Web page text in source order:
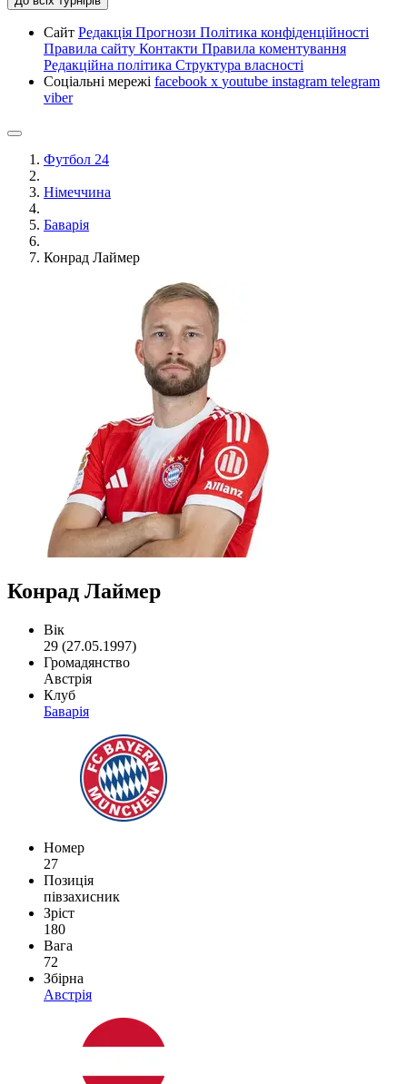
Сайт Редакція Прогнози Політика конфіденційності
Правила сайту Контакти Правила коментування
Редакційна політика Структура власності
Соціальні мережі facebook x youtube instagram telegram
viber
Футбол 24
Німеччина
Баварія
Конрад Лаймер
Конрад Лаймер
Вік
29 (27.05.1997)
Громадянство
Австрія
Клуб
Баварія
Номер
27
Позиція
півзахисник
Зріст
180
Вага
72
Збірна
Австрія